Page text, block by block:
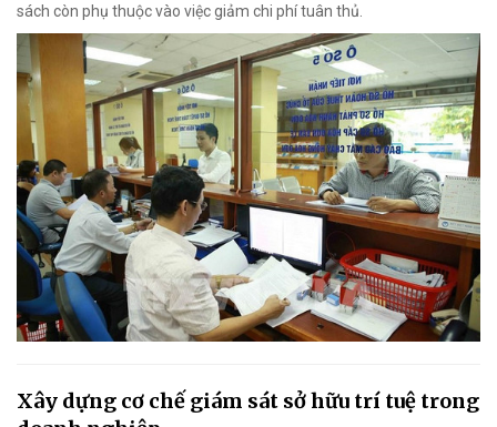
sách còn phụ thuộc vào việc giảm chi phí tuân thủ.
Xây dựng cơ chế giám sát sở hữu trí tuệ trong